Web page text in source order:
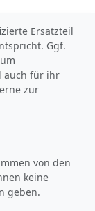
Ersatzteil
Ggf.
auch für ihr
zur
von den
keine
geben.